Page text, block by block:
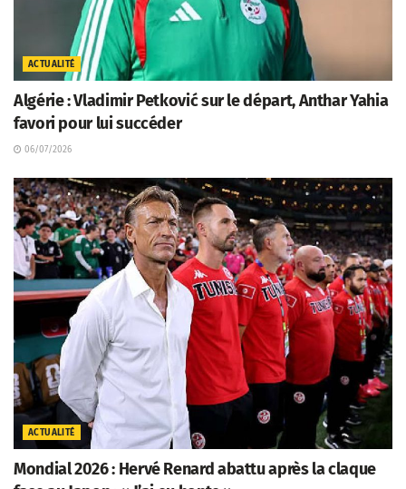
ACTUALITÉ
Algérie : Vladimir Petković sur le départ, Anthar Yahia
favori pour lui succéder
06/07/2026
ACTUALITÉ
Mondial 2026 : Hervé Renard abattu après la claque